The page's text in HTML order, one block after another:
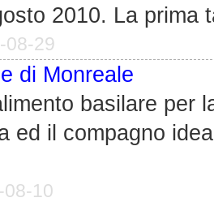
2010. La prima
08-29
di Monreale
basilare per
ed il compagno
08-10